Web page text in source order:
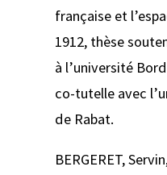
française et
1912, thèse
à l’université
co-tutelle avec
de Rabat.
BERGERET,